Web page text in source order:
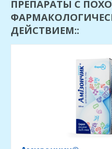
ПРЕПАРАТЫ С
ДЕЙСТВИЕМ::